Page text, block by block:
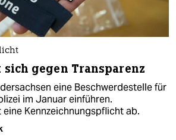
gegen Transparenz
eine Beschwerdestelle für
im Januar einführen.
Kennzeichnungspflicht ab.